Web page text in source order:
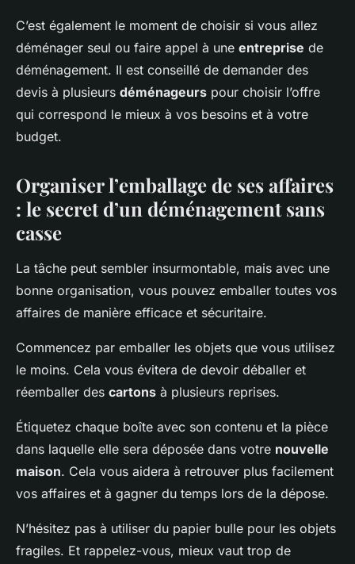
C’est également le moment de choisir si vous allez
déménager seul ou faire appel à une entreprise de
déménagement. Il est conseillé de demander des
devis à plusieurs déménageurs pour choisir l’offre
qui correspond le mieux à vos besoins et à votre
budget.
Organiser l’emballage de ses affaires
: le secret d’un déménagement sans
casse
La tâche peut sembler insurmontable, mais avec une
bonne organisation, vous pouvez emballer toutes vos
affaires de manière efficace et sécuritaire.
Commencez par emballer les objets que vous utilisez
le moins. Cela vous évitera de devoir déballer et
réemballer des cartons à plusieurs reprises.
Étiquetez chaque boîte avec son contenu et la pièce
dans laquelle elle sera déposée dans votre nouvelle
maison. Cela vous aidera à retrouver plus facilement
vos affaires et à gagner du temps lors de la dépose.
N’hésitez pas à utiliser du papier bulle pour les objets
fragiles. Et rappelez-vous, mieux vaut trop de